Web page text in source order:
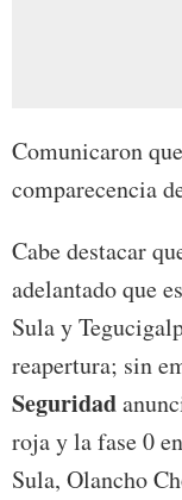
Comunicaron
comparecencia
Cabe destacar
adelantado que
Sula y
reapertura; sin
Seguridad
roja y la fase 0
Sula, Olancho